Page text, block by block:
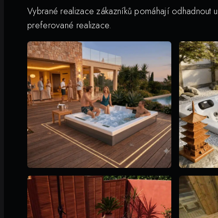
Vybrané realizace zákazníků pomáhají
preferované realizace.